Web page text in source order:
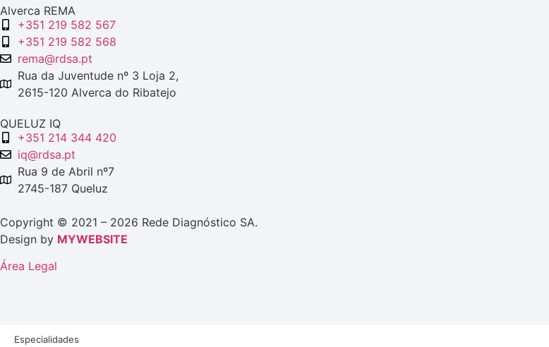
Alverca REMA
+351 219 582 567
+351 219 582 568
rema@rdsa.pt
Rua da Juventude nº 3 Loja 2,
2615-120 Alverca do Ribatejo
QUELUZ IQ
+351 214 344 420
iq@rdsa.pt
Rua 9 de Abril nº7
2745-187 Queluz
Copyright © 2021 – 2026 Rede Diagnóstico SA.
Design by MYWEBSITE
Área Legal
Especialidades